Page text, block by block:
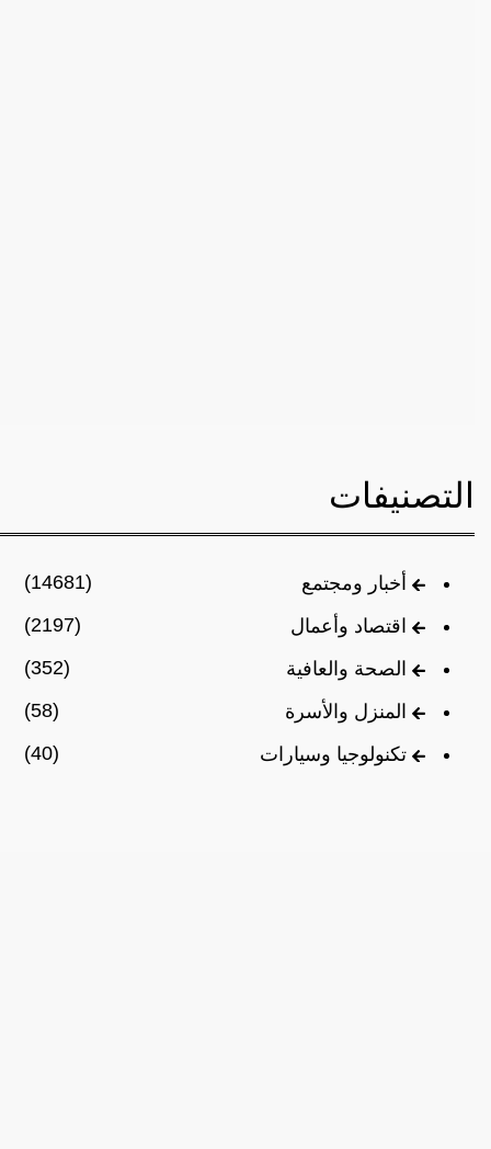
التصنيفات
أخبار ومجتمع
(14681)
اقتصاد وأعمال
(2197)
الصحة والعافية
(352)
المنزل والأسرة
(58)
تكنولوجيا وسيارات
(40)